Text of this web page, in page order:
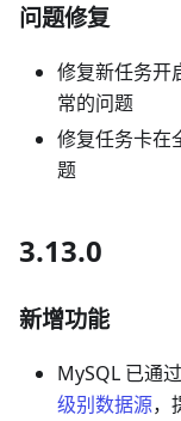
问题修复
修复新任务开
常的问题
修复任务卡在
题
3.13.0
新增功能
MySQL 已通
级别数据源，